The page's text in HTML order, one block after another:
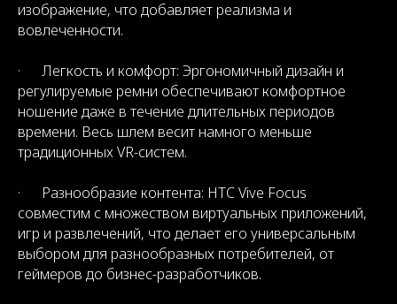
изображение, что добавляет реализма и
вовлеченности.
· Легкость и комфорт: Эргономичный дизайн и
регулируемые ремни обеспечивают комфортное
ношение даже в течение длительных периодов
времени. Весь шлем весит намного меньше
традиционных VR-систем.
· Разнообразие контента: HTC Vive Focus
совместим с множеством виртуальных приложений,
игр и развлечений, что делает его универсальным
выбором для разнообразных потребителей, от
геймеров до бизнес-разработчиков.